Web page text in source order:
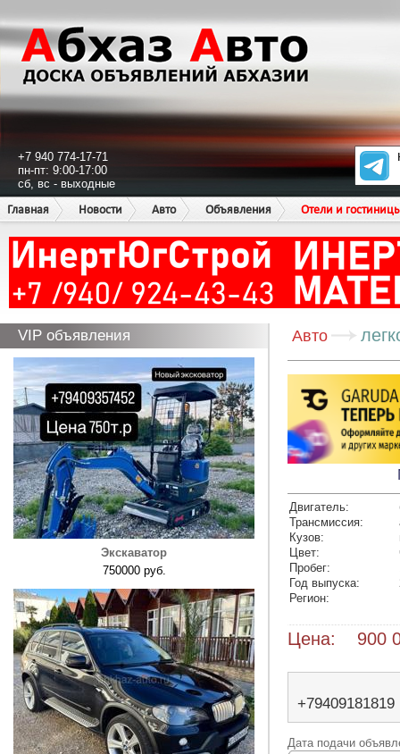
+7 940 774-17-71
пн-пт: 9:00-17:00
сб, вс - выходные
Главная
Новости Авто Объявления Отели и
VIP объявления
Экскаватор
750000 руб.
Авто
Двигатель:
Трансмиссия:
Кузов:
Цвет:
Пробег:
Год выпуска:
Регион:
Цена: 900
+79409181819
Дата подачи